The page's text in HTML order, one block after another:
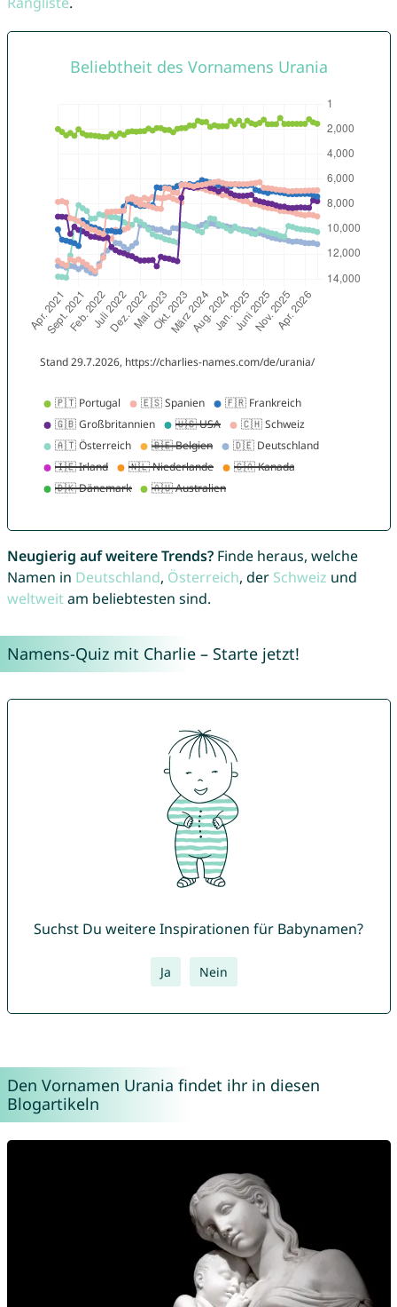
Neugierig auf weitere Trends?Finde heraus, welche
Namen in Deutschland, Österreich, der Schweiz und
weltweitam beliebtesten sind.
Namens-Quiz mit Charlie – Starte jetzt!
Suchst Du weitere Inspirationen für Babynamen?
Ja Nein
Den Vornamen Urania findet ihr in diesen
Blogartikeln